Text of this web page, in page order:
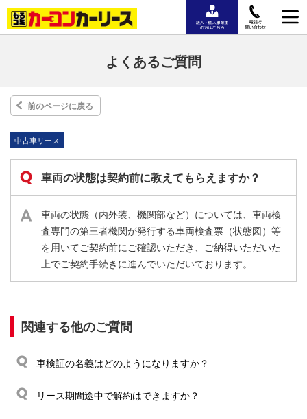
よくあるご質問
前のページに戻る
中古車リース
車両の状態は契約前に教えてもらえますか？
車両の状態（内外装、機関部など）については、車両検
査専門の第三者機関が発行する車両検査票（状態図）等
を用いてご契約前にご確認いただき、ご納得いただいた
上でご契約手続きに進んでいただいております。
関連する他のご質問
車検証の名義はどのようになりますか？
リース期間途中で解約はできますか？